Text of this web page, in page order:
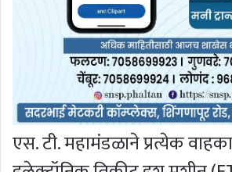
एस. टी. महामंडळाने प्रत्येक